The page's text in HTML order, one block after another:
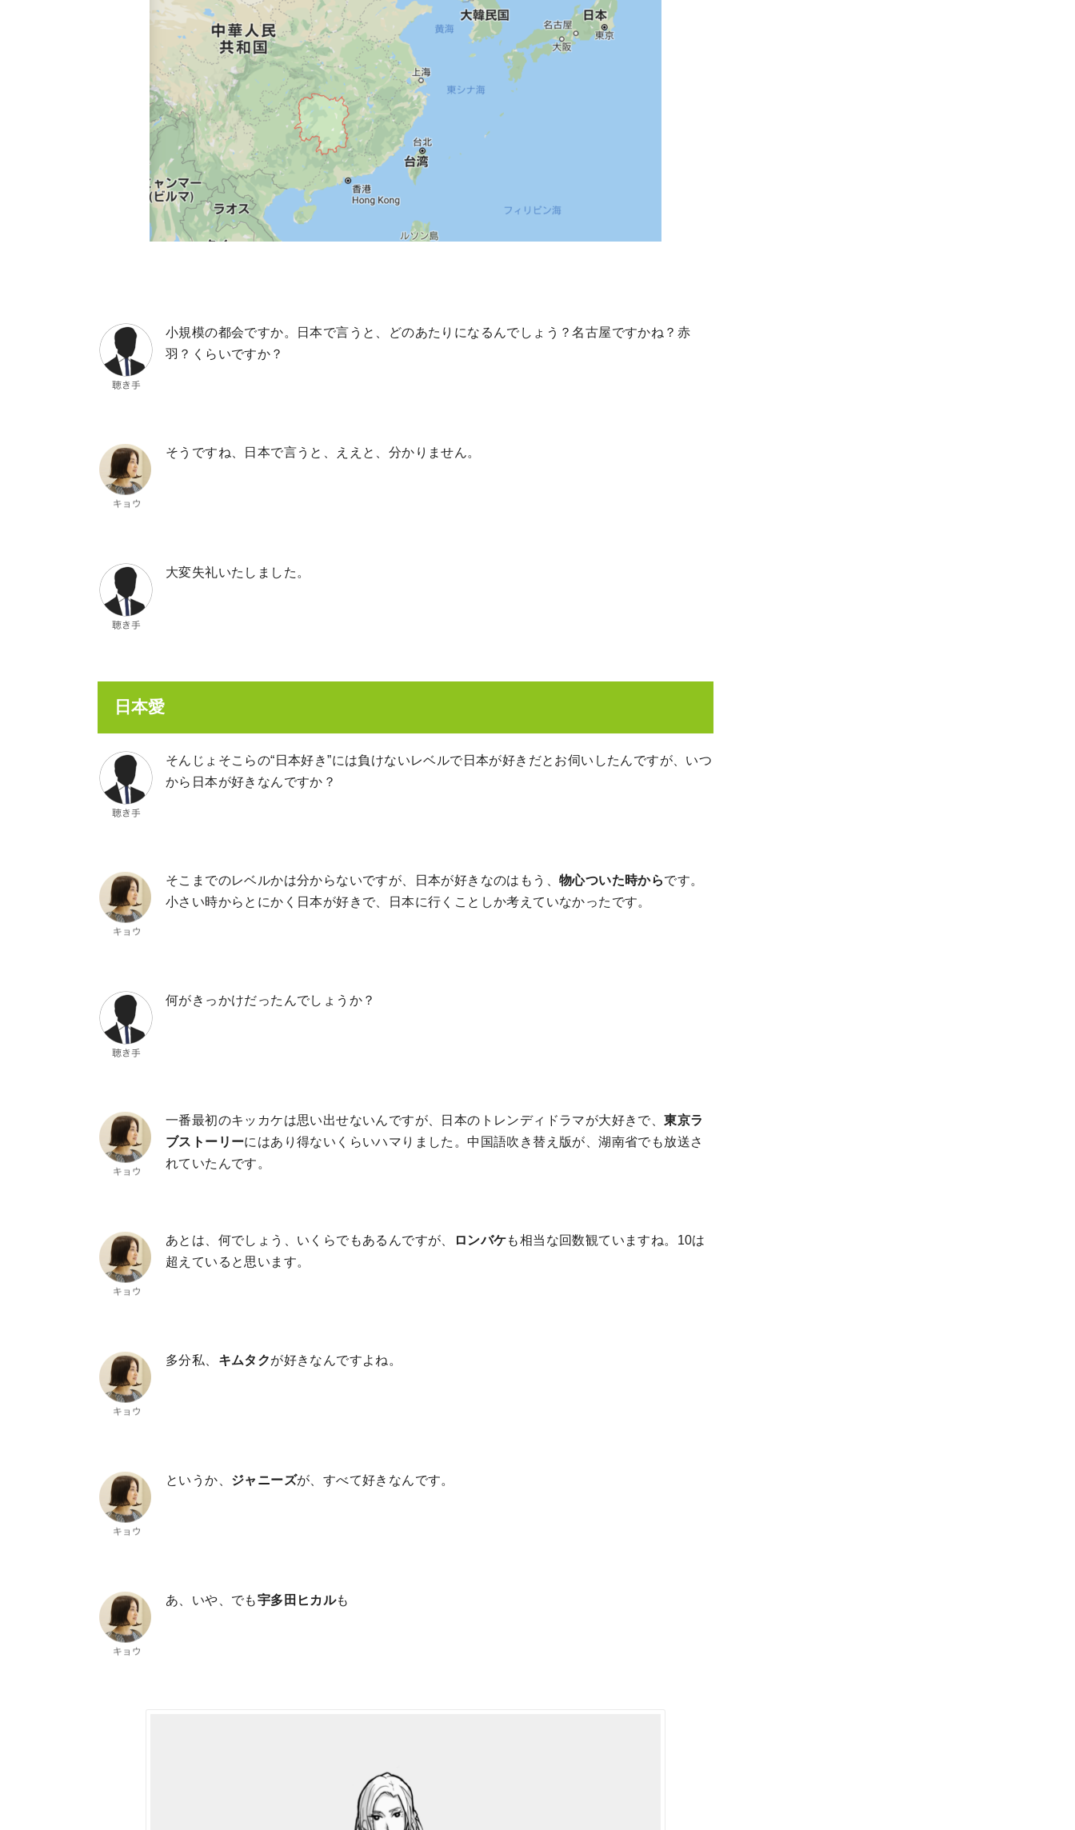
小規模の都会ですか。日本で言うと、どのあたりになるんでしょう？名古屋ですかね？赤
羽？くらいですか？
そうですね、日本で言うと、ええと、分かりません。
大変失礼いたしました。
日本愛
そんじょそこらの“日本好き”には負けないレベルで日本が好きだとお伺いしたんですが、いつ
から日本が好きなんですか？
そこまでのレベルかは分からないですが、日本が好きなのはもう、物心ついた時からです。
小さい時からとにかく日本が好きで、日本に行くことしか考えていなかったです。
何がきっかけだったんでしょうか？
一番最初のキッカケは思い出せないんですが、日本のトレンディドラマが大好きで、東京ラ
ブストーリーにはあり得ないくらいハマりました。中国語吹き替え版が、湖南省でも放送さ
れていたんです。
あとは、何でしょう、いくらでもあるんですが、 ロンバケも相当な回数観ていますね。10は
超えていると思います。
多分私、 キムタクが好きなんですよね。
というか、 ジャニーズが、すべて好きなんです。
あ、いや、でも宇多田ヒカルも